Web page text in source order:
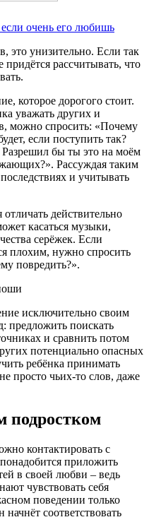
очень его любишь
это унизительно. Если так
рассчитывать, что
которое дорогого стоит.
уважать других и
можно спросить: «Почему
если поступить так?
Разрешил бы ты это на моём
Рассуждая таким
и учитывать
действительно
касаться музыки,
серёжек. Если
плохим, нужно спросить
повредить?».
исключительно своим
предложить поискать
и сравнить потом
потенциально опасных
ребёнка принимать
просто чьих-то слов, даже
подростком
контактировать с
приложить
в своей любви – ведь
чувствовать себя
поведении только
соответствовать